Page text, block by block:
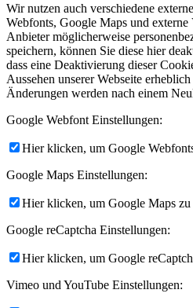
Wir nutzen auch verschiedene
Webfonts, Google Maps und externe
Anbieter möglicherweise
speichern, können Sie diese hier
dass eine Deaktivierung dieser
Aussehen unserer Webseite
Änderungen werden nach einem
Google Webfont Einstellungen:
Hier klicken, um Google
Google Maps Einstellungen:
Hier klicken, um Google Maps
Google reCaptcha Einstellungen:
Hier klicken, um Google
Vimeo und YouTube Einstellungen: